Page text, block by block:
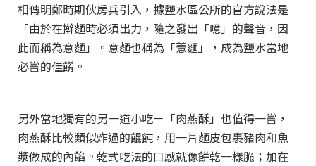
相傳明鄭時期伙房兵引入，據鹽水區公所的官方說法是
「由於在擀麵時必須出力，隨之發出「噫」的聲音，因
此而稱為意麵」。意麵也稱為「薏麵」，成為鹽水當地
必嘗的佳餚。
另外當地獨有的另一道小吃－「肉燕酥」也值得一嘗，
肉燕酥比較類似炸過的餛飩，用一片麵皮包裹豬肉和魚
漿做成的內餡。乾式吃法的口感就像餅乾一樣脆；加在